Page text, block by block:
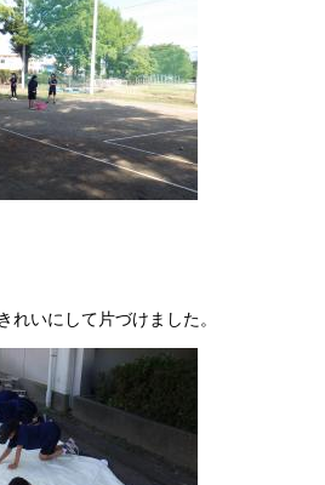
いにして片づけました。